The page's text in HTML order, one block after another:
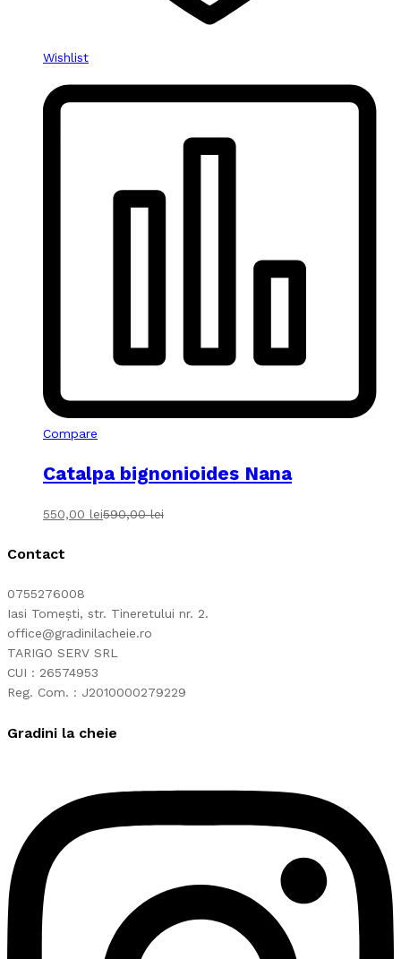
Wishlist
Compare
Catalpa bignonioides Nana
550,00 lei590,00lei
Contact
0755276008
Iasi Tomești, str. Tineretului nr. 2.
office@gradinilacheie.ro
TARIGO SERV SRL
CUI : 26574953
Reg. Com. : J2010000279229
Gradini la cheie